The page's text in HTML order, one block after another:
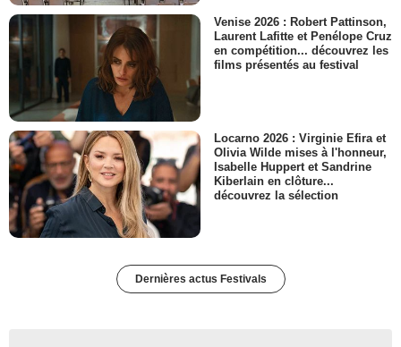
Venise 2026 : Robert Pattinson,
Laurent Lafitte et Penélope Cruz
en compétition... découvrez les
films présentés au festival
Locarno 2026 : Virginie Efira et
Olivia Wilde mises à l'honneur,
Isabelle Huppert et Sandrine
Kiberlain en clôture...
découvrez la sélection
Dernières actus Festivals